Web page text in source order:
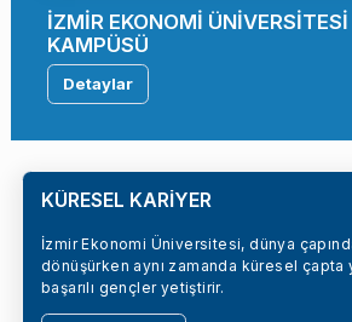
İZMİR EKONOMİ
KAMPÜSÜ
Detaylar
KÜRESEL KARİYER
İzmir Ekonomi Üniversitesi, dünya
dönüşürken aynı zamanda küresel
başarılı gençler yetiştirir.